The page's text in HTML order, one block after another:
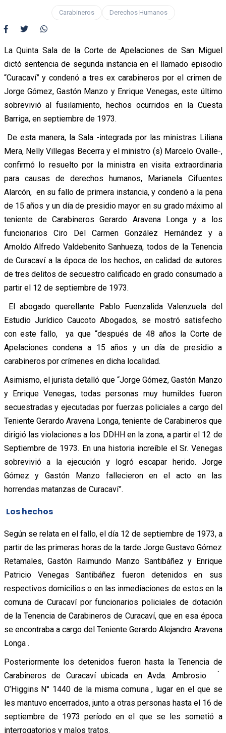
Carabineros Derechos Humanos
La Quinta Sala de la Corte de Apelaciones de San Miguel
dictó sentencia de segunda instancia en el llamado episodio
“Curacaví” y condenó a tres ex carabineros por el crimen de
Jorge Gómez, Gastón Manzo y Enrique Venegas, este último
sobrevivió al fusilamiento, hechos ocurridos en la Cuesta
Barriga, en septiembre de 1973.
De esta manera, la Sala -integrada por las ministras Liliana
Mera, Nelly Villegas Becerra y el ministro (s) Marcelo Ovalle-,
confirmó lo resuelto por la ministra en visita extraordinaria
para causas de derechos humanos, Marianela Cifuentes
Alarcón, en su fallo de primera instancia, y condenó a la pena
de 15 años y un día de presidio mayor en su grado máximo al
teniente de Carabineros Gerardo Aravena Longa y a los
funcionarios Ciro Del Carmen González Hernández y a
Arnoldo Alfredo Valdebenito Sanhueza, todos de la Tenencia
de Curacaví a la época de los hechos, en calidad de autores
de tres delitos de secuestro calificado en grado consumado a
partir el 12 de septiembre de 1973.
El abogado querellante Pablo Fuenzalida Valenzuela del
Estudio Jurídico Caucoto Abogados, se mostró satisfecho
con este fallo, ya que “después de 48 años la Corte de
Apelaciones condena a 15 años y un día de presidio a
carabineros por crímenes en dicha localidad.
Asimismo, el jurista detalló que “Jorge Gómez, Gastón Manzo
y Enrique Venegas, todas personas muy humildes fueron
secuestradas y ejecutadas por fuerzas policiales a cargo del
Teniente Gerardo Aravena Longa, teniente de Carabineros que
dirigió las violaciones a los DDHH en la zona, a partir el 12 de
Septiembre de 1973. En una historia increíble el Sr. Venegas
sobrevivió a la ejecución y logró escapar herido. Jorge
Gómez y Gastón Manzo fallecieron en el acto en las
horrendas matanzas de Curacaví”.
Los hechos
Según se relata en el fallo, el día 12 de septiembre de 1973, a
partir de las primeras horas de la tarde Jorge Gustavo Gómez
Retamales, Gastón Raimundo Manzo Santibáñez y Enrique
Patricio Venegas Santibáñez fueron detenidos en sus
respectivos domicilios o en las inmediaciones de estos en la
comuna de Curacaví por funcionarios policiales de dotación
de la Tenencia de Carabineros de Curacaví, que en esa época
se encontraba a cargo del Teniente Gerardo Alejandro Aravena
Longa .
Posteriormente los detenidos fueron hasta la Tenencia de
Carabineros de Curacaví ubicada en Avda. Ambrosio ́
O’Higgins N° 1440 de la misma comuna , lugar en el que se
les mantuvo encerrados, junto a otras personas hasta el 16 de
septiembre de 1973 período en el que se les sometió a
interrogatorios y malos tratos.